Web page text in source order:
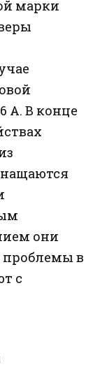
марки
А. В конце
они
проблемы в
с